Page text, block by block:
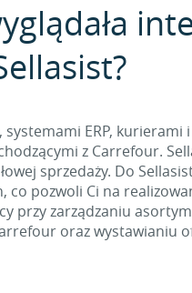
ERP, kurierami
z Carrefour.
sprzedaży. Do
pozwoli Ci na
przy zarządzaniu
oraz wystawianiu